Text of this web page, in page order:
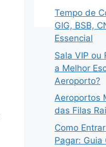
Tempo de
GIG, BSB,
Essencial
Sala VIP ou
a Melhor
Aeroporto?
Aeroportos
das Filas
Como
Pagar: Guia